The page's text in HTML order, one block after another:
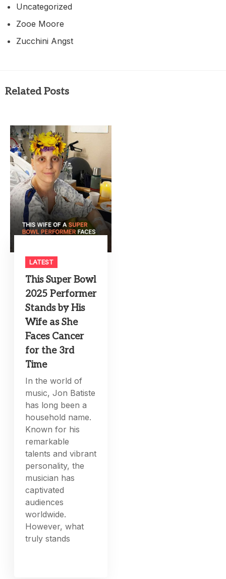
Uncategorized
Zooe Moore
Zucchini Angst
Related Posts
LATEST
This Super Bowl
2025 Performer
Stands by His
Wife as She
Faces Cancer
for the 3rd
Time
In the world of
music, Jon Batiste
has long been a
household name.
Known for his
remarkable
talents and vibrant
personality, the
musician has
captivated
audiences
worldwide.
However, what
truly stands